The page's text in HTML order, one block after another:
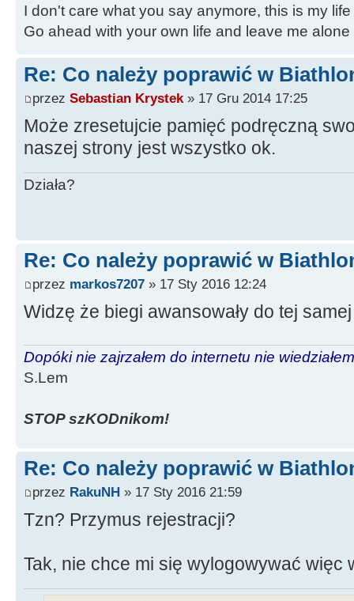
I don't care what you say anymore, this is my life
Go ahead with your own life and leave me alone
Re: Co należy poprawić w
przez Sebastian Krystek » 17 Gru 2014 17:25
Może zresetujcie pamięć podręczną
naszej strony jest wszystko ok.
Działa?
Re: Co należy poprawić w
przez markos7207 » 17 Sty 2016 12:24
Widzę że biegi awansowały do tej
Dopóki nie zajrzałem do internetu nie
S.Lem
STOP szKODnikom!
Re: Co należy poprawić w
przez RakuNH » 17 Sty 2016 21:59
Tzn? Przymus rejestracji?
Tak, nie chce mi się wylogowywać więc